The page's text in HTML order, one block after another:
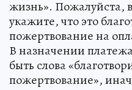
жизнь». Пожалуйста,
укажите, что это
пожертвование на
В назначении
быть слова
пожертвование»,